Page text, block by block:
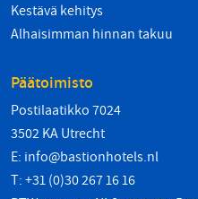
Kestävä kehitys
Alhaisimman hinnan takuu
Päätoimisto
Postilaatikko 7024
3502 KA Utrecht
E: info@bastionhotels.nl
T: +31 (0)30 267 16 16